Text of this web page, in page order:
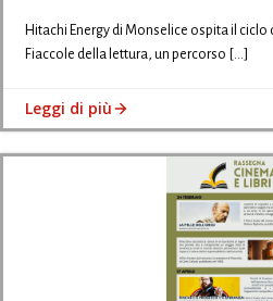
Hitachi Energy di Monselice ospita il
Fiaccole della lettura, un percorso […]
Leggi di più